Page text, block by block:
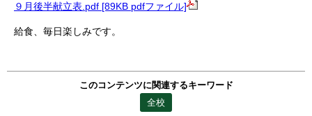
９月後半献立表.pdf [89KB pdfファイル]
給食、毎日楽しみです。
このコンテンツに関連するキーワード
全校